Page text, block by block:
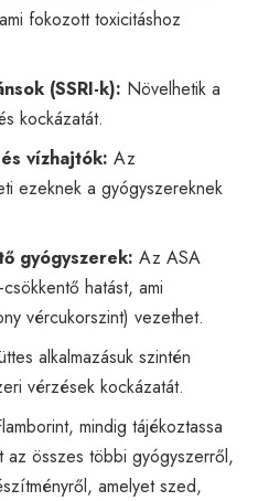
fokozott toxicitáshoz
(SSRI-k): Növelhetik a
kockázatát.
vízhajtók: Az
ezeknek a gyógyszereknek
gyógyszerek: Az ASA
hatást, ami
vércukorszint) vezethet.
alkalmazásuk szintén
vérzések kockázatát.
mindig tájékoztassa
az összes többi gyógyszerről,
amelyet szed,